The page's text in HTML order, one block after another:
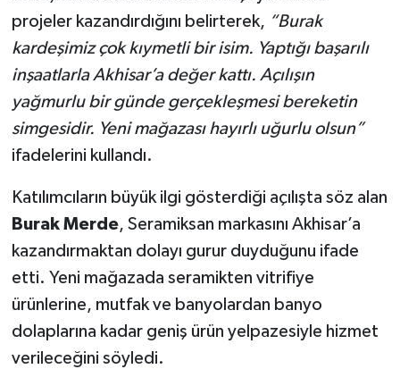
projeler kazandırdığını belirterek, “Burak
kardeşimiz çok kıymetli bir isim. Yaptığı başarılı
inşaatlarla Akhisar’a değer kattı. Açılışın
yağmurlu bir günde gerçekleşmesi bereketin
simgesidir. Yeni mağazası hayırlı uğurlu olsun”
ifadelerini kullandı.
Katılımcıların büyük ilgi gösterdiği açılışta söz alan
Burak Merde, Seramiksan markasını Akhisar’a
kazandırmaktan dolayı gurur duyduğunu ifade
etti. Yeni mağazada seramikten vitrifiye
ürünlerine, mutfak ve banyolardan banyo
dolaplarına kadar geniş ürün yelpazesiyle hizmet
verileceğini söyledi.